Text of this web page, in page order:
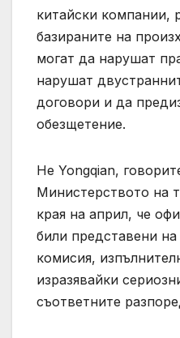
китайски компании,
базираните на
могат да нарушат
нарушат
договори и да
обезщетение.
He Yongqian,
Министерството на
края на април, че
били представени
комисия,
изразявайки
съответните